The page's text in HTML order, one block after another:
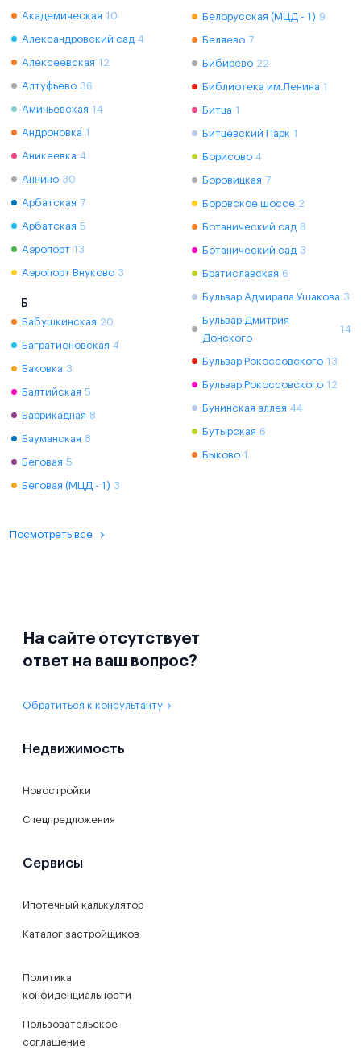
Академическая 10
Александровский сад 4
Алексеевская 12
Алтуфьево 36
Аминьевская 14
Андроновка 1
Аникеевка 4
Аннино 30
Арбатская 7
Арбатская 5
Аэропорт 13
Аэропорт Внуково 3
Б
Бабушкинская 20
Багратионовская 4
Баковка 3
Балтийская 5
Баррикадная 8
Бауманская 8
Беговая 5
Беговая (МЦД - 1) 3
Белорусская (МЦД - 1) 9
Беляево 7
Бибирево 22
Библиотека им.Ленина 1
Битца 1
Битцевский Парк 1
Борисово 4
Боровицкая 7
Боровское шоссе 2
Ботанический сад 8
Ботанический сад 3
Братиславская 6
Бульвар Адмирала Ушакова 3
Бульвар Дмитрия
Донского
14
Бульвар Рокоссовского 13
Бульвар Рокоссовского 12
Бунинская аллея 44
Бутырская 6
Быково 1
Посмотреть все
На сайте отсутствует
ответ на ваш вопрос?
Обратиться к консультанту
Недвижимость
Новостройки
Спецпредложения
Сервисы
Ипотечный калькулятор
Каталог застройщиков
Политика
конфиденциальности
Пользовательское
соглашение